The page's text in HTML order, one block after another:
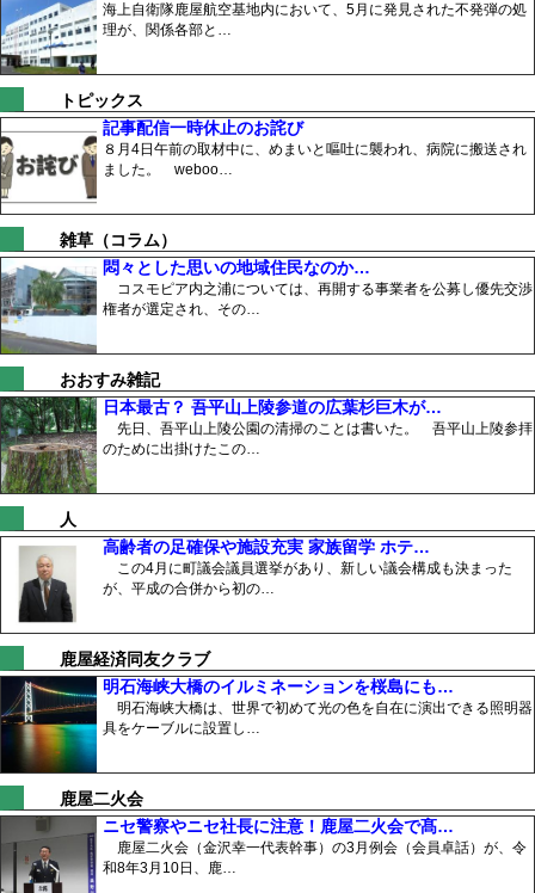
海上自衛隊鹿屋航空基地内において、5月に発見された不発弾の処
理が、関係各部と…
トピックス
記事配信一時休止のお詫び
８月4日午前の取材中に、めまいと嘔吐に襲われ、病院に搬送され
ました。 weboo…
雑草（コラム）
悶々とした思いの地域住民なのか…
コスモピア内之浦については、再開する事業者を公募し優先交渉
権者が選定され、その…
おおすみ雑記
日本最古？ 吾平山上陵参道の広葉杉巨木が…
先日、吾平山上陵公園の清掃のことは書いた。 吾平山上陵参拝
のために出掛けたこの…
人
高齢者の足確保や施設充実 家族留学 ホテ…
この4月に町議会議員選挙があり、新しい議会構成も決まった
が、平成の合併から初の…
鹿屋経済同友クラブ
明石海峡大橋のイルミネーションを桜島にも…
明石海峡大橋は、世界で初めて光の色を自在に演出できる照明器
具をケーブルに設置し…
鹿屋二火会
ニセ警察やニセ社長に注意！鹿屋二火会で髙…
鹿屋二火会（金沢幸一代表幹事）の3月例会（会員卓話）が、令
和8年3月10日、鹿…